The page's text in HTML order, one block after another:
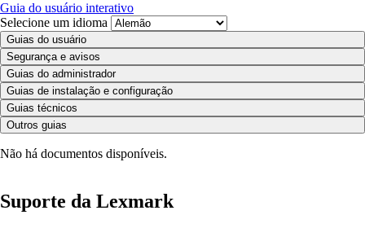
Guia do usuário interativo
Selecione um idioma
Guias do usuário
Segurança e avisos
Guias do administrador
Guias de instalação e configuração
Guias técnicos
Outros guias
Não há documentos disponíveis.
Suporte da Lexmark